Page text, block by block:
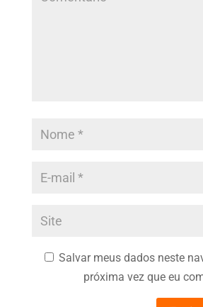
Salvar meus dados neste
próxima vez que eu